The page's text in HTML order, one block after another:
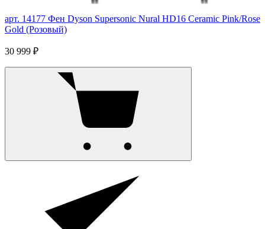
арт. 14177 Фен Dyson Supersonic Nural HD16 Ceramic Pink/Rose
Gold (Розовый)
30 999 ₽